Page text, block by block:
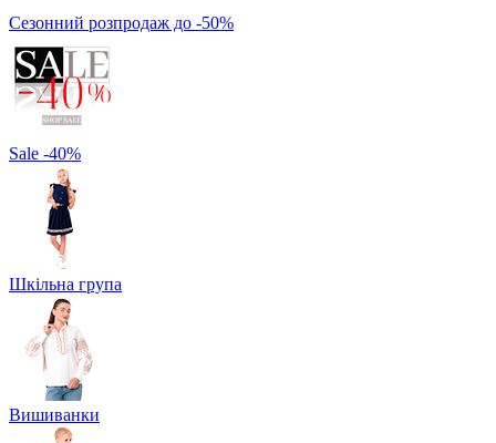
Сезонний розпродаж до -50%
Sale -40%
Шкільна група
Вишиванки